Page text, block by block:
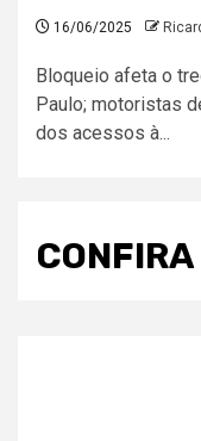
16/06/2025
Bloqueio afeta o
Paulo; motoristas
dos acessos à...